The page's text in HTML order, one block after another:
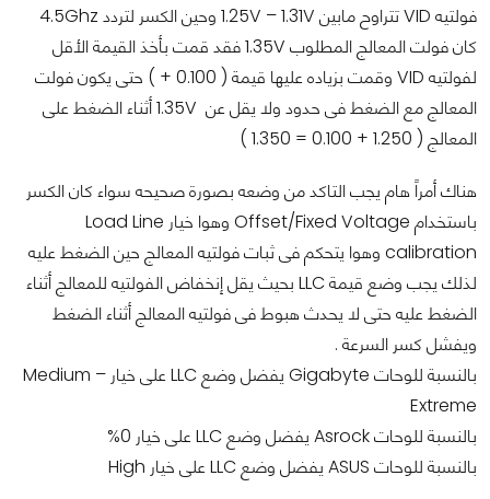
فولتيه VID تتراوح مابين 1.25V – 1.31V وحين الكسر لتردد 4.5Ghz
كان فولت المعالج المطلوب 1.35V فقد قمت بأخذ القيمة الأقل
لفولتيه VID وقمت بزياده عليها قيمة ( 0.100 + ) حتى يكون فولت
المعالج مع الضغط فى حدود ولا يقل عن 1.35V أثناء الضغط على
المعالج ( 1.250 + 0.100 = 1.350 )
هناك أمراً هام يجب التاكد من وضعه بصورة صحيحه سواء كان الكسر
باستخدام Offset/Fixed Voltage وهوا خيار Load Line
calibration وهوا يتحكم فى ثبات فولتيه المعالج حين الضغط عليه
لذلك يجب وضع قيمة LLC بحيث يقل إنخفاض الفولتيه للمعالج أثناء
الضغط عليه حتى لا يحدث هبوط فى فولتيه المعالج أثناء الضغط
ويفشل كسر السرعة .
بالنسبة للوحات Gigabyte يفضل وضع LLC على خيار Medium –
Extreme
بالنسبة للوحات Asrock يفضل وضع LLC على خيار 0%
بالنسبة للوحات ASUS يفضل وضع LLC على خيار High